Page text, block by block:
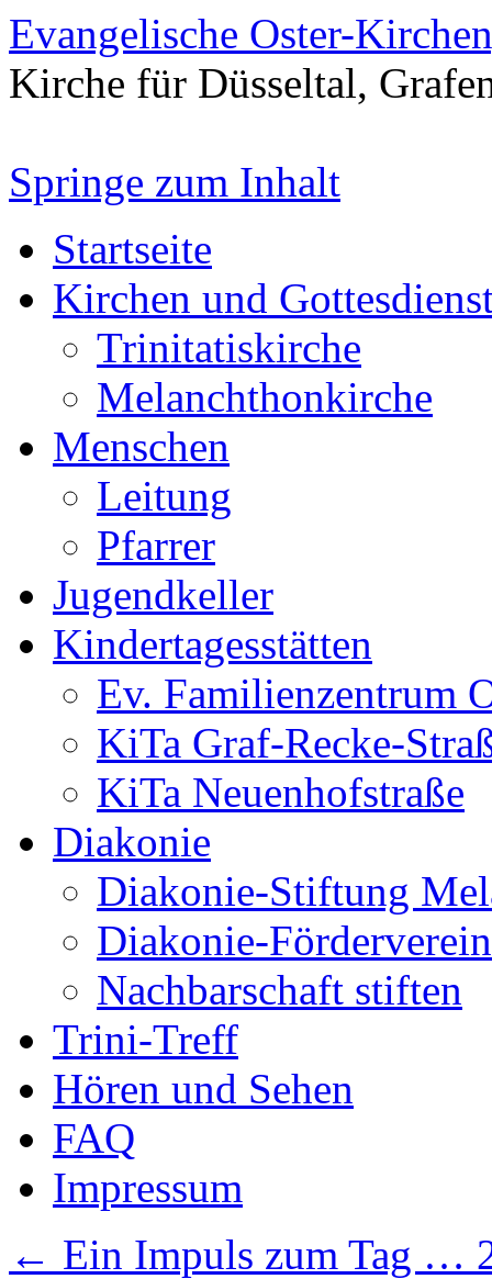
Evangelische Oster-
Kirche für Düsseltal,
Springe zum Inhalt
Startseite
Kirchen und
Trinitatiskirche
Melanchthonkirche
Menschen
Leitung
Pfarrer
Jugendkeller
Kindertagesstätten
Ev. Familienzentrum
KiTa Graf-Recke-
KiTa Neuenhofstraße
Diakonie
Diakonie-Stiftung
Diakonie-
Nachbarschaft stiften
Trini-Treff
Hören und Sehen
FAQ
Impressum
← Ein Impuls zum Tag …